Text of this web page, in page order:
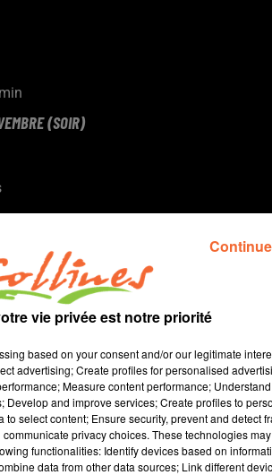
(SOIR)
verrons que l'entreprise Galliance
prochain
gaspi sur l'agglo du bocage
questionne les Bressuirais
de l'enfance tourne autour du livre
locale " Les félés des 2 roues "
30 novembre et 01 décembre pour
vie privée est notre priorité
based on your consent and/or our legitimate
advertising; Create profiles for personalised
Measure content performance;
Develop and improve services; Create profiles to
select content; Ensure security, prevent and detect
privacy choices. These technologies
functionalities: Identify devices based on
data from other data sources; Link different